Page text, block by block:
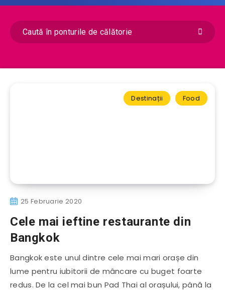
Destinații Food
25 Februarie 2020
Cele mai ieftine restaurante din
Bangkok
Bangkok este unul dintre cele mai mari orașe din
lume pentru iubitorii de mâncare cu buget foarte
redus. De la cel mai bun Pad Thai al orașului, până la